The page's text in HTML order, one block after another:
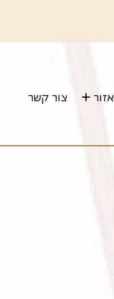
צור קשר